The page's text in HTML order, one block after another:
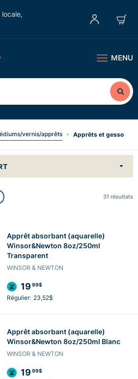
MENU
vernis/apprêts Apprêts et gesso
31 résultats
Apprêt absorbant (aquarelle)
Winsor&Newton 8oz/250ml
Transparent
WINSOR & NEWTON
19 99$
Régulier: 23,52$
Apprêt absorbant (aquarelle)
Winsor&Newton 8oz/250ml Blanc
WINSOR & NEWTON
19 99$